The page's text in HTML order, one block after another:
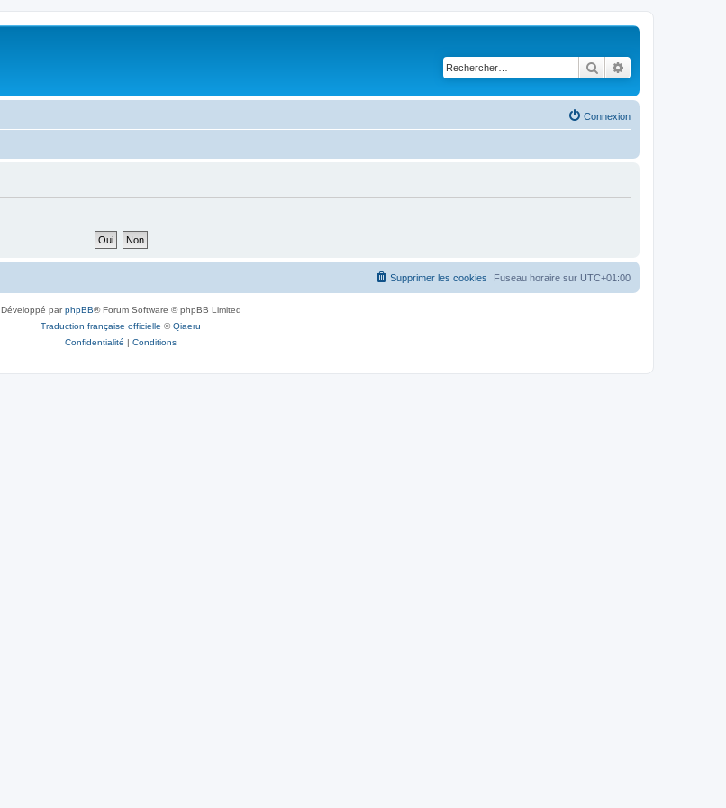
Rechercher
Connexion
Fuseau horaire sur UTC+01:00
Supprimer les cookies
Développé parphpBB® Forum Software © phpBB Limited
Traduction française officielle ©Qiaeru
Confidentialité | Conditions